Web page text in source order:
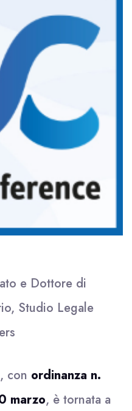
e Dottore di
Studio Legale
, con ordinanza n.
marzo, è tornata a